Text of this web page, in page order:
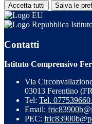
Accetta tutti Salva le
Contatti
Istituto Comprensivo
Via
03013 Ferentino
Tel: Tel.
Email:
PEC: